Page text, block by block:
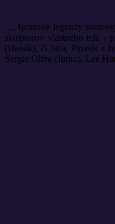
..., športové legendy
skulptorov vlastného tela -
(Hanák), či Juraj Pipasík a
Sergio Oliva (Jurko), Lee